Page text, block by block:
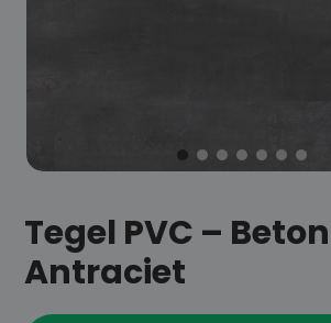
Tegel PVC – Beton
Antraciet